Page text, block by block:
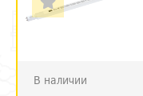
В наличии